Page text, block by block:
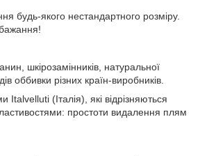
будь-якого нестандартного розміру.
шкірозамінників, натуральної
оббивки різних країн-виробників.
(Італія), які відрізняються
простоти видалення плям